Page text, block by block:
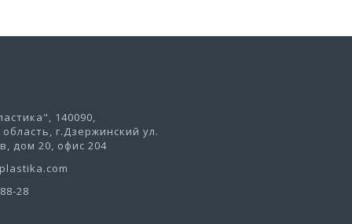
140090,
г.Дзержинский ул.
дом 20, офис 204
28